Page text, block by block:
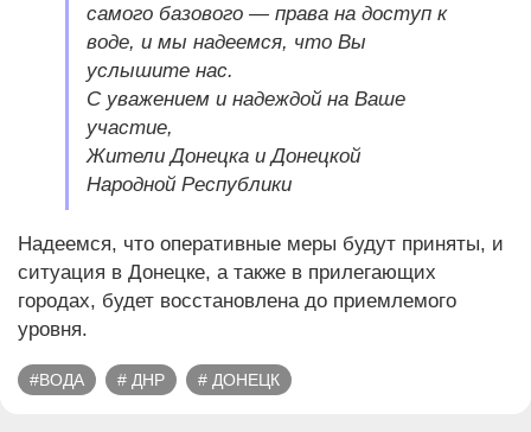
самого базового — права на доступ к
воде, и мы надеемся, что Вы
услышите нас.
С уважением и надеждой на Ваше
участие,
Жители Донецка и Донецкой
Народной Республики
Надеемся, что оперативные меры будут приняты, и
ситуация в Донецке, а также в прилегающих
городах, будет восстановлена до приемлемого
уровня.
#ВОДА # ДНР # ДОНЕЦК